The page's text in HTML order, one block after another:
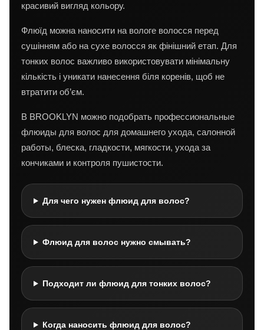
красивий вигляд кольору.
Флюїд можна наносити на вологе волосся перед
сушінням або на сухе волосся як фінішний етап. Для
тонких волос важливо використовувати мінімальну
кількість і уникати нанесення біля коренів, щоб не
втратити об’єм.
В BROOKLYN можно подобрать профессиональные
флюиды для волос для домашнего ухода, салонной
работы, блеска, гладкости, мягкости, ухода за
кончиками и контроля пушистости.
Для чего нужен флюид для волос?
Флюид для волос нужно смывать?
Подходит ли флюид для тонких волос?
Когда наносить флюид для волос?